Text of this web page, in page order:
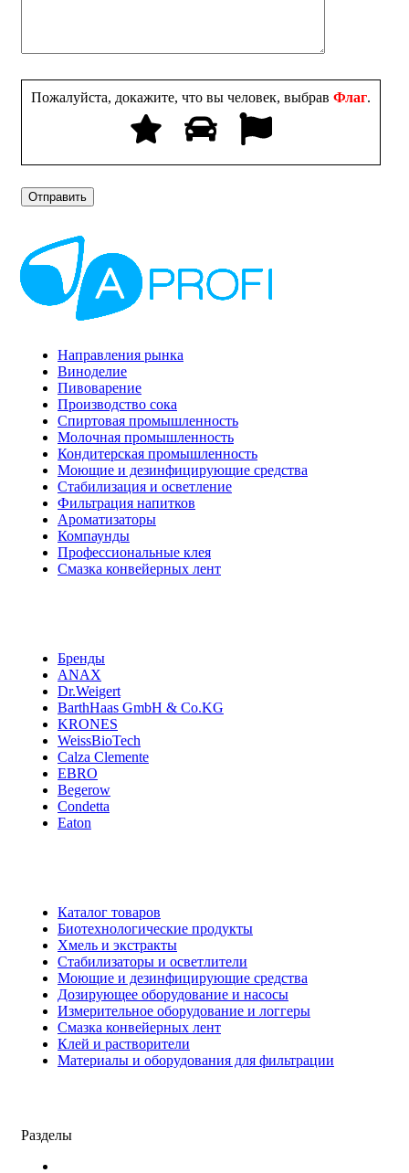
Пожалуйста, докажите, что вы человек, выбрав Флаг.
Направления рынка
Виноделие
Пивоварение
Производство сока
Спиртовая промышленность
Молочная промышленность
Кондитерская промышленность
Моющие и дезинфицирующие средства
Стабилизация и осветление
Фильтрация напитков
Ароматизаторы
Компаунды
Профессиональные клея
Смазка конвейерных лент
Бренды
ANAX
Dr.Weigert
BarthHaas GmbH & Co.KG
KRONES
WeissBioTech
Calza Clemente
EBRO
Begerow
Condetta
Eaton
Каталог товаров
Биотехнологические продукты
Хмель и экстракты
Cтабилизаторы и осветлители
Моющие и дезинфицирующие средства
Дозирующее оборудование и насосы
Измерительное оборудование и логгеры
Cмазка конвейерных лент
Клей и растворители
Материалы и оборудования для фильтрации
Разделы